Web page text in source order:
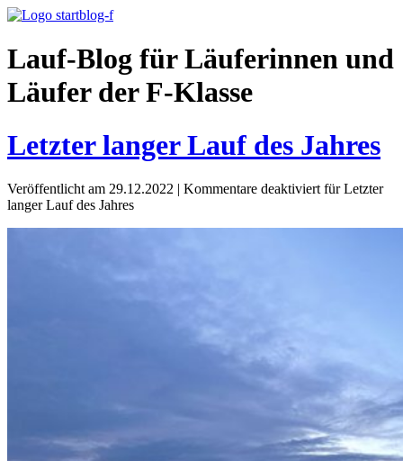
Lauf-Blog für Läuferinnen und
Läufer der F-Klasse
Letzter langer Lauf des Jahres
Veröffentlicht am 29.12.2022 | Kommentare deaktiviert für Letzter
langer Lauf des Jahres